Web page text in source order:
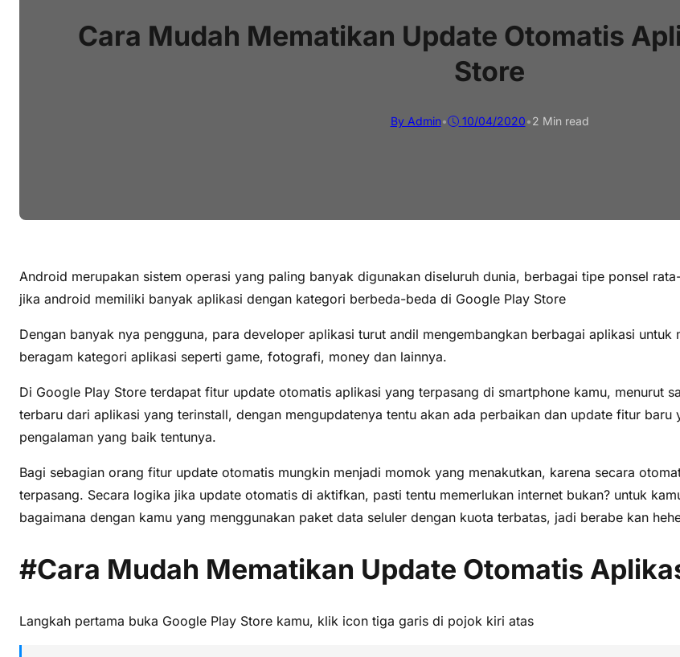
Cara Mudah Mematikan Update Otomatis
Store
By Admin• 10/04/2020•2 Min read
Android merupakan sistem operasi yang paling banyak digunakan diseluruh dunia, berbagai tipe ponsel
jika android memiliki banyak aplikasi dengan kategori berbeda-beda di Google Play Store
Dengan banyak nya pengguna, para developer aplikasi turut andil mengembangkan berbagai aplikasi
beragam kategori aplikasi seperti game, fotografi, money dan lainnya.
Di Google Play Store terdapat fitur update otomatis aplikasi yang terpasang di smartphone kamu, menurut
terbaru dari aplikasi yang terinstall, dengan mengupdatenya tentu akan ada perbaikan dan update fitur
pengalaman yang baik tentunya.
Bagi sebagian orang fitur update otomatis mungkin menjadi momok yang menakutkan, karena secara
terpasang. Secara logika jika update otomatis di aktifkan, pasti tentu memerlukan internet bukan? untuk
bagaimana dengan kamu yang menggunakan paket data seluler dengan kuota terbatas, jadi berabe kan
#Cara Mudah Mematikan Update Otomatis
Langkah pertama buka Google Play Store kamu, klik icon tiga garis di pojok kiri atas